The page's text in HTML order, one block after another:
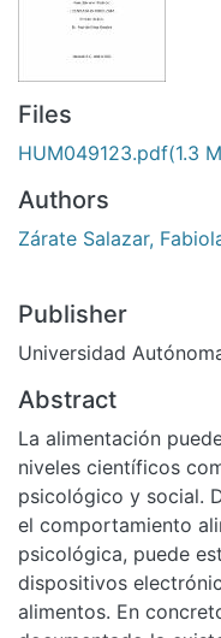
Files
HUM049123.pdf(1.3
Authors
Zárate Salazar,
Publisher
Universidad
Abstract
La alimentación
niveles científicos
psicológico y social.
el comportamiento
psicológica, puede
dispositivos
alimentos. En